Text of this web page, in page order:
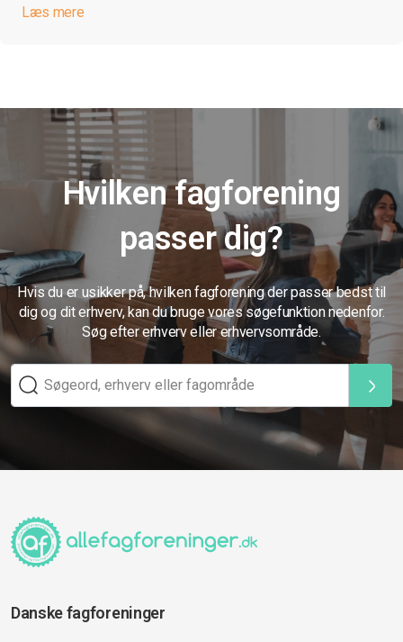
Læs mere
Hvilken fagforening
passer dig?
Hvis du er usikker på, hvilken fagforening der passer bedst til
dig og dit erhverv, kan du bruge vores søgefunktion nedenfor.
Søg efter erhverv eller erhvervsområde.
Danske fagforeninger